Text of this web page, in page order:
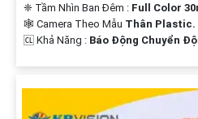
❈ Tầm Nhìn Ban Đêm : Full Color
🕸️ Camera Theo Mẫu Thân Plastic.
️🆑 Khả Năng : Báo Động Chuyển